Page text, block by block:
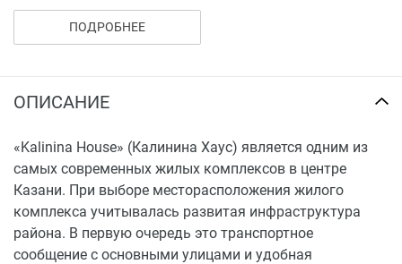
этажа.
В настоящее время в ЖК «Kalinina House» идут
продажи последних квартир и коммерческих
помещений. Жильцов порадует современный дизайн
здания и техническое оснащение дома, а также
современные инженерные коммуникации. В каждой
квартире предусмотрено индивидуальное газовое
ПОДРОБНЕЕ
ОПИСАНИЕ
«Kalinina House» (Калинина Хаус) является одним из
самых современных жилых комплексов в центре
Казани. При выборе месторасположения жилого
комплекса учитывалась развитая инфраструктура
района. В первую очередь это транспортное
сообщение с основными улицами и удобная